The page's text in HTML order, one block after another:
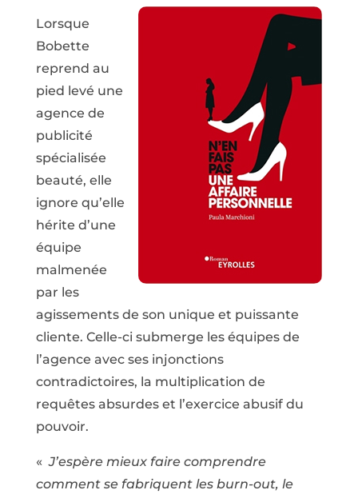
Lorsque
Bobette
reprend au
pied levé une
agence de
publicité
spécialisée
beauté, elle
ignore qu’elle
hérite d’une
équipe
malmenée
par les
agissements de son unique et puissante
cliente. Celle-ci submerge les équipes de
l’agence avec ses injonctions
contradictoires, la multiplication de
requêtes absurdes et l’exercice abusif du
pouvoir.
«J’espère mieux faire comprendre
comment se fabriquent les burn-out, le